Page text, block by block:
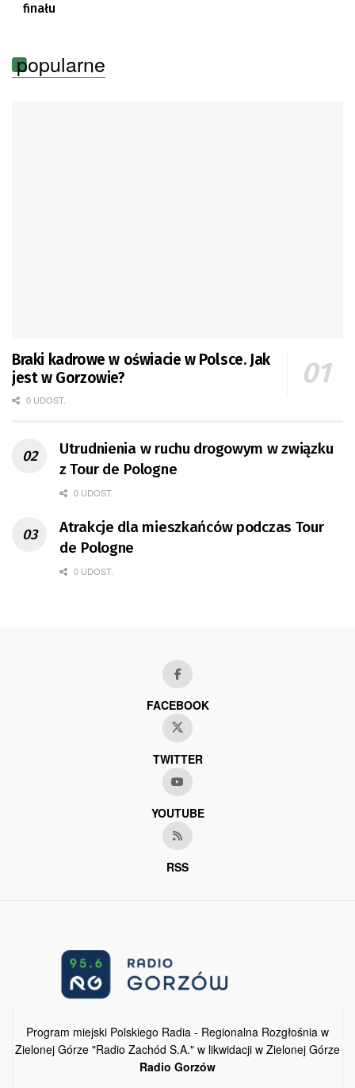
finału
popularne
Braki kadrowe w oświacie w Polsce. Jak
jest w Gorzowie?
0 UDOST.
Utrudnienia w ruchu drogowym w związku
z Tour de Pologne
0 UDOST.
Atrakcje dla mieszkańców podczas Tour
de Pologne
0 UDOST.
FACEBOOK
TWITTER
YOUTUBE
RSS
Program miejski Polskiego Radia - Regionalna Rozgłośnia w
Zielonej Górze "Radio Zachód S.A." w likwidacji w Zielonej Górze
Radio Gorzów